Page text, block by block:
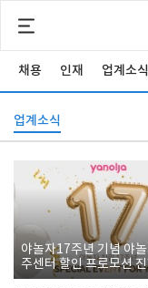
채용 인재 업계소식
업계소식
야놀자17주년 기념 야
주센터 할인 프로모션